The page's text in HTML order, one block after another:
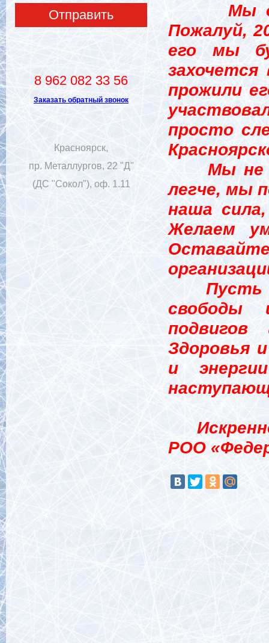
Отправить
8 962 082 33 56
Заказать обратный звонок
Красноярск,
пр. Металлургов, 22 "Д"
(ДС "Сокол"), оф. 1.11
Мы
Пожалуй,
его мы
прожили
просто
Мы не
легче, мы
наша
Желаем
Пусть
свободы
Здоровья
и
РОО